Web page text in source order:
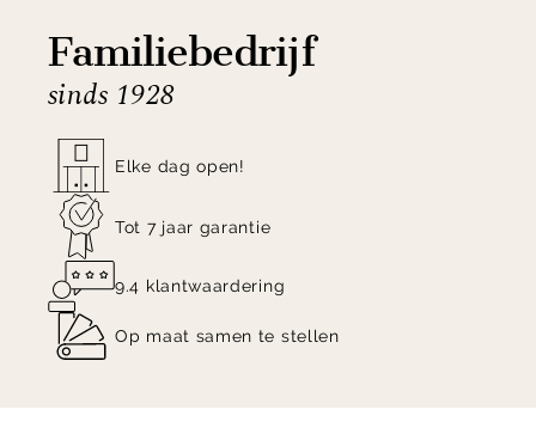
Familiebedrijf
sinds 1928
Elke dag open!
Tot 7 jaar garantie
9.4 klantwaardering
Op maat samen te stellen